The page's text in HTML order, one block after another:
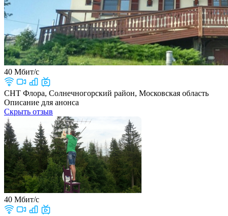
40 Мбит/с
СНТ Флора, Солнечногорский район, Московская область
Описание для анонса
Скрыть отзыв
40 Мбит/с